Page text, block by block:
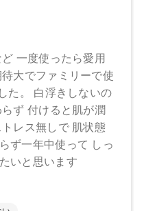
ございます。予めご了承く
発送となります。
間かかる場合がございます
により、写真と異なる場合が
により、成分・処方が記載と